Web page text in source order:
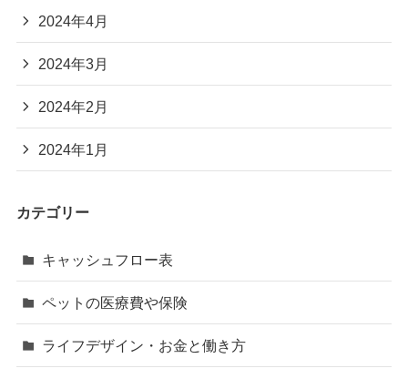
2024年4月
2024年3月
2024年2月
2024年1月
カテゴリー
キャッシュフロー表
ペットの医療費や保険
ライフデザイン・お金と働き方